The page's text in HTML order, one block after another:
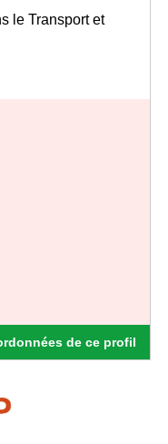
le Transport et
de ce profil